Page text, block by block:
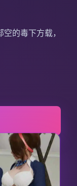
的毒下方载，